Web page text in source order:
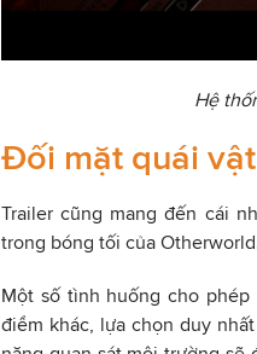
Hệ
Đối mặt quái
Trailer cũng mang đến cái
trong bóng tối của
Một số tình huống cho
điểm khác, lựa chọn duy